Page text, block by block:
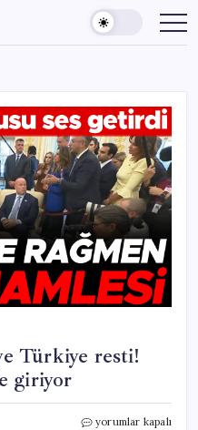
Türkiye resti!
giriyor
Trump’tan
yorumlar kapalı